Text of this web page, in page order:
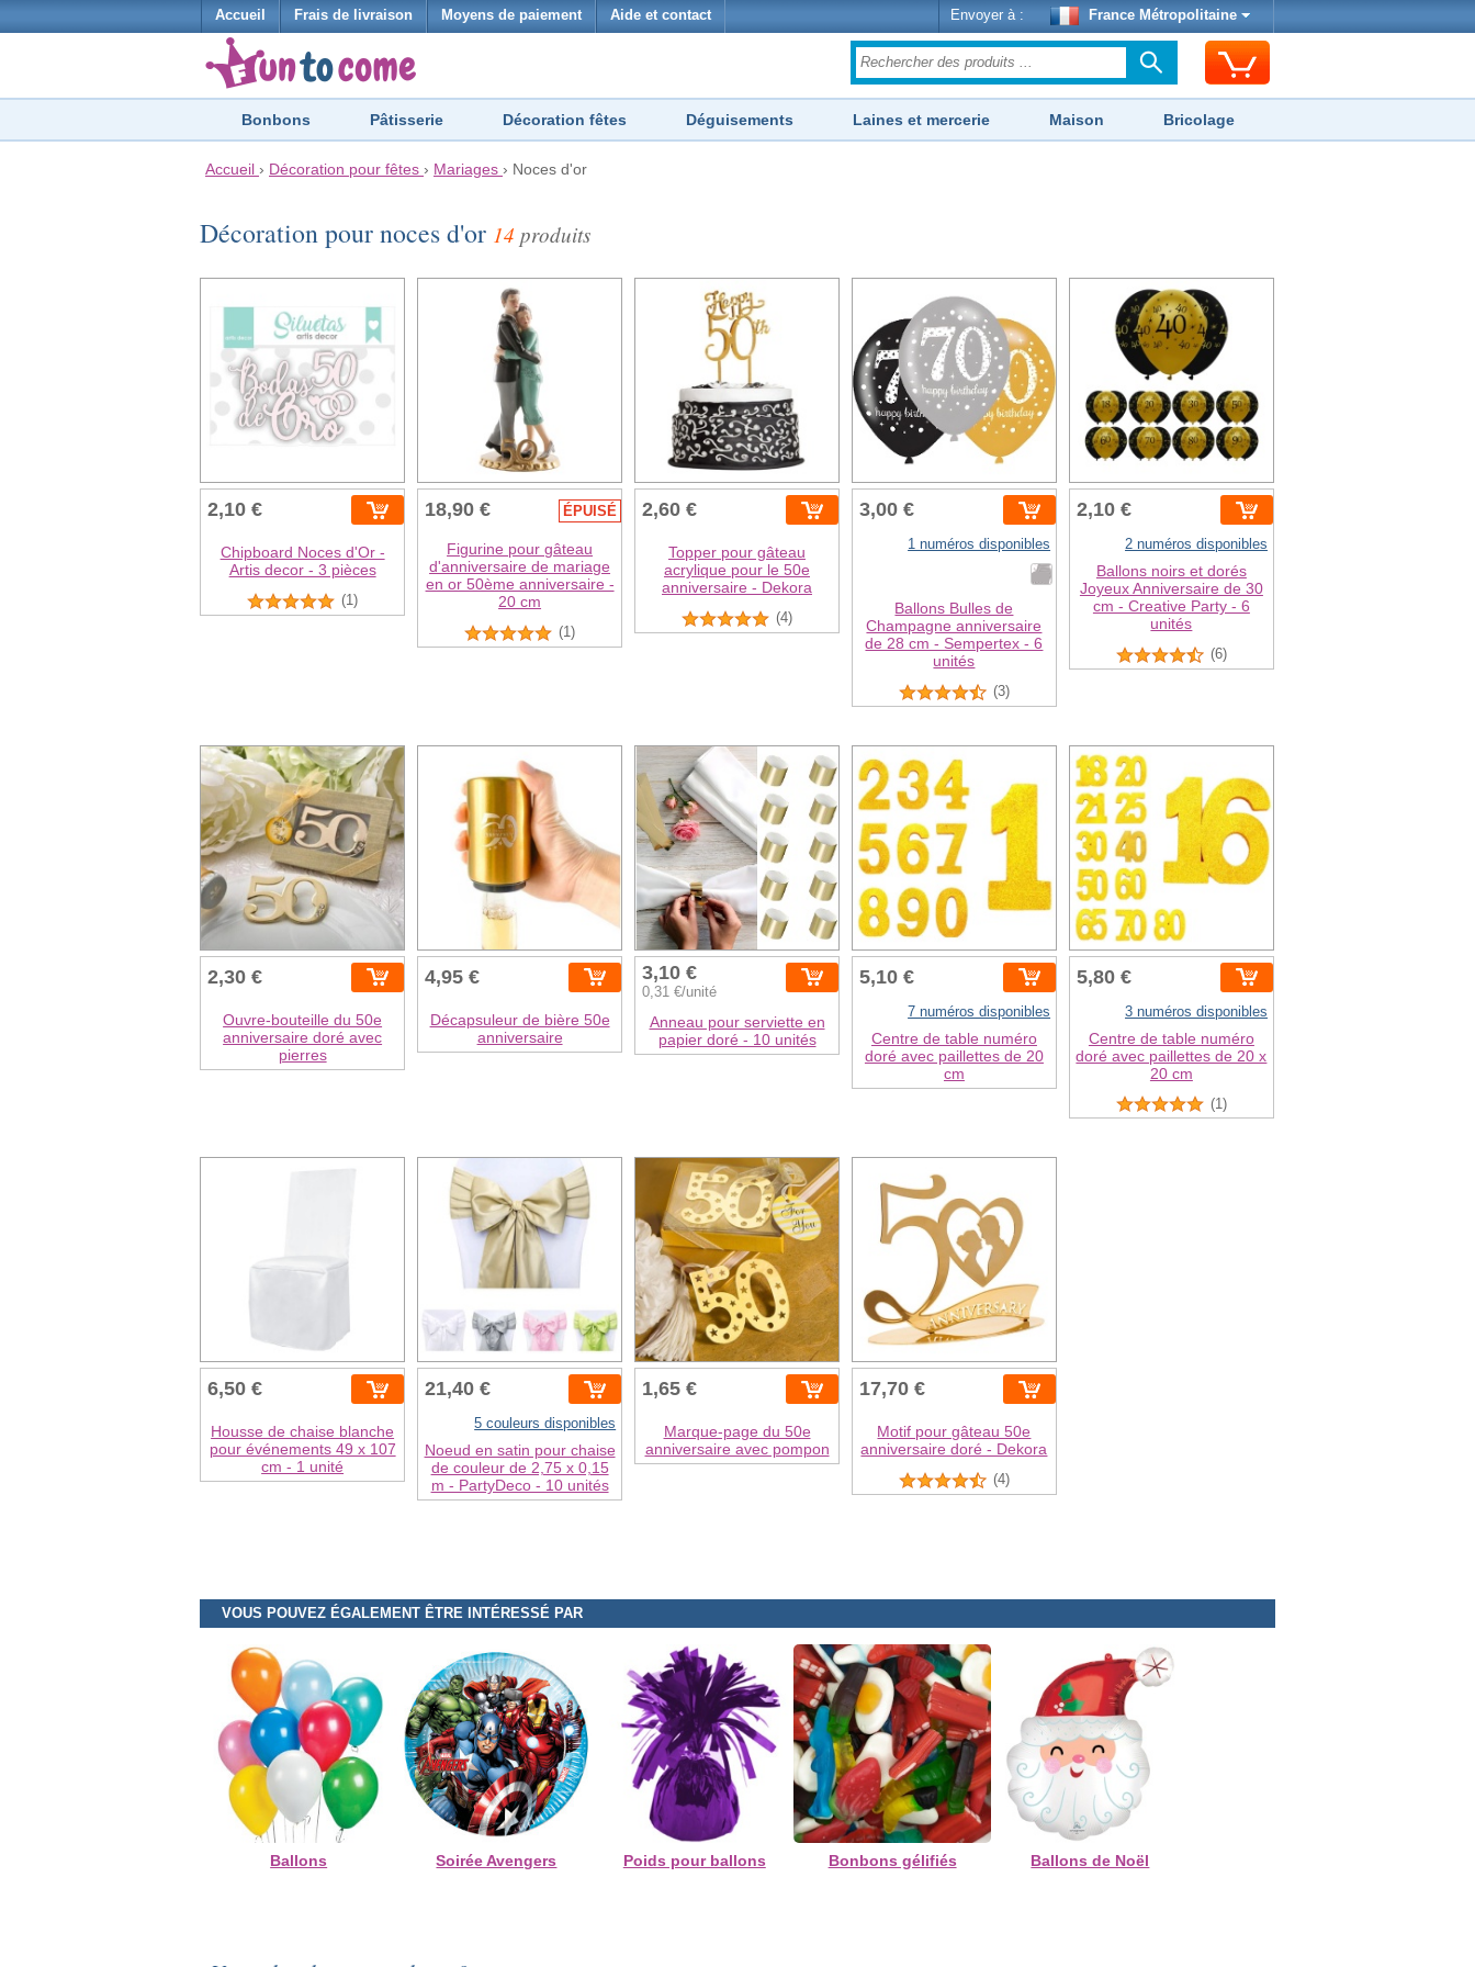
Accueil Frais de livraison Moyens de paiement Aide et contact Envoyer à : France Métropolitaine
Bonbons Pâtisserie Décoration fêtes Déguisements Laines et mercerie Maison Bricolage
Accueil › Décoration pour fêtes › Mariages › Noces d'or
Décoration pour noces d'or 14 produits
2,10 €
Chipboard Noces d'Or -
Artis decor - 3 pièces
(1)
18,90 € ÉPUISÉ
Figurine pour gâteau
d'anniversaire de mariage
en or 50ème anniversaire -
20 cm
(1)
2,60 €
Topper pour gâteau
acrylique pour le 50e
anniversaire - Dekora
(4)
3,00 €
1 numéros disponibles
Ballons Bulles de
Champagne anniversaire
de 28 cm - Sempertex - 6
unités
(3)
2,10 €
2 numéros disponibles
Ballons noirs et dorés
Joyeux Anniversaire de 30
cm - Creative Party - 6
unités
(6)
2,30 €
Ouvre-bouteille du 50e
anniversaire doré avec
pierres
4,95 €
Décapsuleur de bière 50e
anniversaire
3,10 €
0,31 €/unité
Anneau pour serviette en
papier doré - 10 unités
5,10 €
7 numéros disponibles
Centre de table numéro
doré avec paillettes de 20
cm
5,80 €
3 numéros disponibles
Centre de table numéro
doré avec paillettes de 20 x
20 cm
(1)
6,50 €
Housse de chaise blanche
pour événements 49 x 107
cm - 1 unité
21,40 €
5 couleurs disponibles
Noeud en satin pour chaise
de couleur de 2,75 x 0,15
m - PartyDeco - 10 unités
1,65 €
Marque-page du 50e
anniversaire avec pompon
17,70 €
Motif pour gâteau 50e
anniversaire doré - Dekora
(4)
VOUS POUVEZ ÉGALEMENT ÊTRE INTÉRESSÉ PAR
Ballons Soirée Avengers Poids pour ballons Bonbons gélifiés Ballons de Noël